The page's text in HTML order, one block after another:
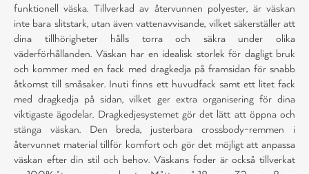
funktionell väska. Tillverkad av återvunnen polyester, är väskan
inte bara slitstark, utan även vattenavvisande, vilket säkerställer att
dina tillhörigheter hålls torra och säkra under olika
väderförhållanden. Väskan har en idealisk storlek för dagligt bruk
och kommer med en fack med dragkedja på framsidan för snabb
åtkomst till småsaker. Inuti finns ett huvudfack samt ett litet fack
med dragkedja på sidan, vilket ger extra organisering för dina
viktigaste ägodelar. Dragkedjesystemet gör det lätt att öppna och
stänga väskan. Den breda, justerbara crossbody-remmen i
återvunnet material tillför komfort och gör det möjligt att anpassa
väskan efter din stil och behov. Väskans foder är också tillverkat